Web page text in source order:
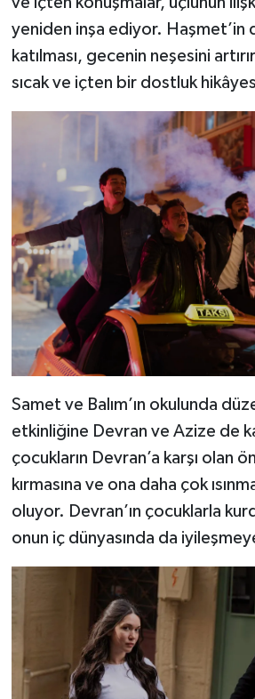
yeniden inşa ediyor. Haşmet’in
katılması, gecenin neşesini
sıcak ve içten bir dostluk
Samet ve Balım’ın okulunda
etkinliğine Devran ve Azize de
çocukların Devran’a karşı olan
kırmasına ve ona daha çok
oluyor. Devran’ın çocuklarla
onun iç dünyasında da